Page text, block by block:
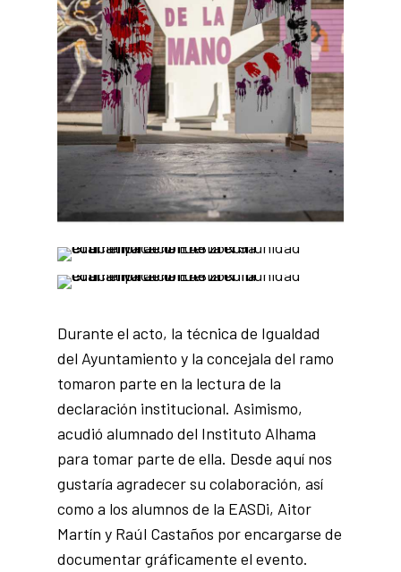
Durante el acto, la técnica de Igualdad
del Ayuntamiento y la concejala del ramo
tomaron parte en la lectura de la
declaración institucional. Asimismo,
acudió alumnado del Instituto Alhama
para tomar parte de ella. Desde aquí nos
gustaría agradecer su colaboración, así
como a los alumnos de la EASDi, Aitor
Martín y Raúl Castaños por encargarse de
documentar gráficamente el evento.